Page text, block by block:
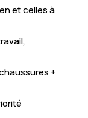
et celles à
+